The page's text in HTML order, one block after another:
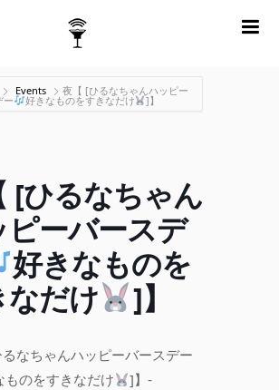
Events 夜【 [ひるなちゃんハッピー
ー 好きなものをすきなだけ ]】
[ひるなちゃん
ーバースデ
好きなものを
だけ
]】
なちゃんハッピーバースデー
ものをすきなだけ
]】-